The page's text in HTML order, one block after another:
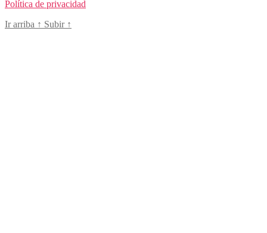
Política de privacidad
Ir arriba ↑ Subir ↑